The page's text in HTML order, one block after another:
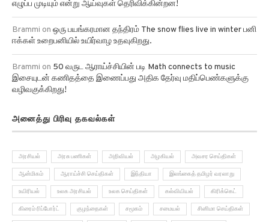
Brammionஒரு பயங்கரமான தந்திரம் The snow flies live in winter பனி
ஈக்கள் உறைபனியில் உயிர்வாழ உதவுகிறது.
Brammion50 வருட ஆராய்ச்சியின் படி Math connects to music
இசையுடன் கணிதத்தை இணைப்பது அதிக தேர்வு மதிப்பெண்களுக்கு
வழிவகுக்கிறது!
ஆன்மிகம் ஆராய்ச்சி செய்திகள் இந்தியா இலங்கைத் தமிழர் வரலாறு
உயிரியல் உலக அரசியல் உலக செய்திகள் கல்வியியல் கிரிக்கெட்
கிரைம் ரிப்போர்ட் குழந்தைகள் சமூகம் சமையல் சினிமா செய்திகள்
சினிமா திரைவிமர்சனம் செய்திகள் ஜோதிடம் ட்ரெண்ட் மியூசிக்